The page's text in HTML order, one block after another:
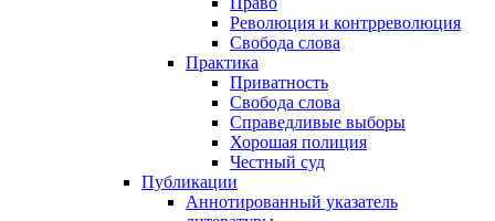
Революция и контрреволюция
Свобода слова
Практика
Приватность
Свобода слова
Справедливые выборы
Хорошая полиция
Честный суд
Публикации
Аннотированный указатель